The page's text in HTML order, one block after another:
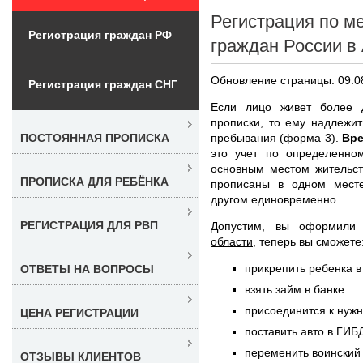
Регистрация по
граждан России
Обновление страницы:
Если лицо живет более
прописки, то ему
пребывания (форма 3).
это учет по
основным местом
прописаны в одном
другом единовременно.
Допустим, вы
области , теперь вы
прикрепить ребенка
взять займ в банке
присоединится к
поставить авто в
переменить воинский
Регистрация граждан РФ
Регистрация граждан СНГ
ПОСТОЯННАЯ ПРОПИСКА
ПРОПИСКА ДЛЯ РЕБЁНКА
РЕГИСТРАЦИЯ ДЛЯ РВП
ОТВЕТЫ НА ВОПРОСЫ
ЦЕНА РЕГИСТРАЦИИ
ОТЗЫВЫ КЛИЕНТОВ